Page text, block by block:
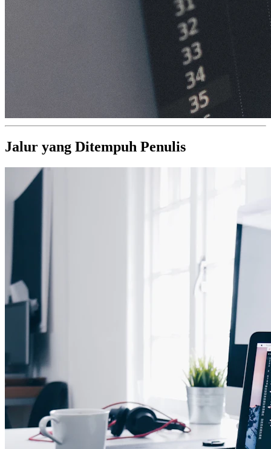
Jalur yang Ditempuh Penulis